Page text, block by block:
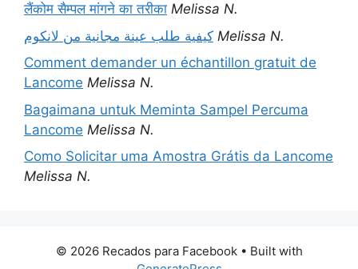
लैंकोम सैम्पल मांगने का तरीका Melissa N.
كيفية طلب عينة مجانية من لانكوم Melissa N.
Comment demander un échantillon gratuit de
Lancome Melissa N.
Bagaimana untuk Meminta Sampel Percuma
Lancome Melissa N.
Como Solicitar uma Amostra Grátis da Lancome
Melissa N.
© 2026 Recados para Facebook• Built with